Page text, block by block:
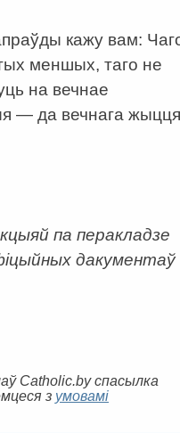
кажу вам:
меншых, таго не
на вечнае
— да вечнага
па перакладзе
дакументаў
Catholic.by спасылка
з умовамі